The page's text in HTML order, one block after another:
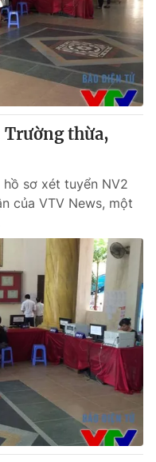
sản
lòng Việt
mình bằng AI
Nam
tử số 483/GP-BTTTT
Trường thừa,
sơ xét tuyển NV2
của VTV News, một